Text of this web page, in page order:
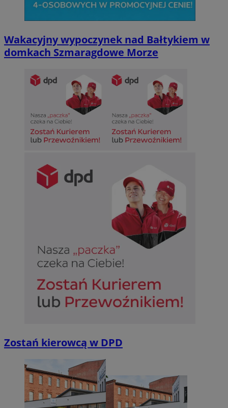
Wakacyjny wypoczynek nad Bałtykiem w
domkach Szmaragdowe Morze
Zostań kierowcą w DPD